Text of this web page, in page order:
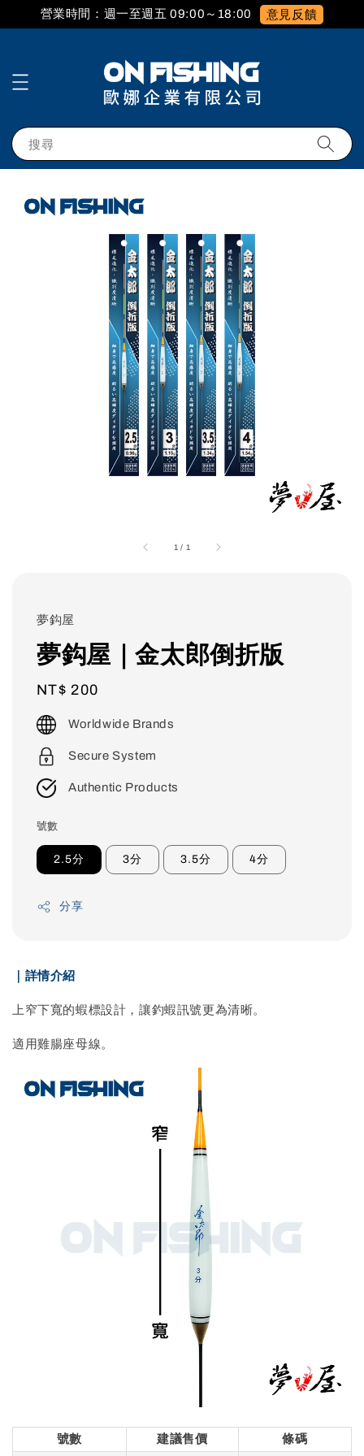
營業時間：週一至週五 09:00～18:00 意見反饋
搜尋
1 / 1
夢鈎屋
夢鈎屋｜金太郎倒折版
Regular
price
NT$ 200
Worldwide Brands
Secure System
Authentic Products
號數
2.5分 3分 3.5分 4分
分享
｜詳情介紹
上窄下寬的蝦標設計，讓釣蝦訊號更為清晰。
適用雞腸座母線。
號數 建議售價 條碼